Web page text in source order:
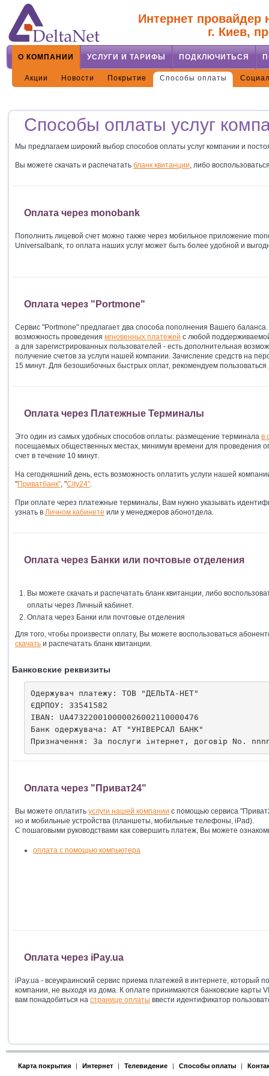
Интернет провайдер
г. Киев,
О КОМПАНИИ УСЛУГИ И ТАРИФЫ ПОДКЛЮЧИТЬСЯ
Акции Новости Покрытие Способы оплаты
Способы оплаты услуг
Мы предлагаем широкий выбор способов оплаты услуг компании и
Вы можете скачать и распечатать бланк квитанции, либо
Оплата через monobank
Пополнить лицевой счет можно также через мобильное приложение
Universalbank, то оплата наших услуг может быть более удобной и
Оплата через "Portmone"
Сервис "Portmone" предлагает два способа пополнения Вашего
возможность проведения мгновенных платежей с любой
а для зарегистрированных пользователей - есть дополнительная
получение счетов за услуги нашей компании. Зачисление средств на
15 минут. Для безошибочных быстрых оплат, рекомендуем пользоваться
Оплата через Платежные Терминалы
Это один из самых удобных способов оплаты: размещение терминала в
посещаемых общественных местах, минимум времени для проведения
счет в течение 10 минут.
На сегодняшний день, есть возможность оплатить услуги нашей
"Приватбанк" , "City24"
При оплате через платежные терминалы, Вам нужно указывать
узнать в Личном кабинете или у менеджеров абонотдела.
Оплата через Банки или почтовые отделения
Вы можете скачать и распечатать бланк квитанции, либо
оплаты через Личный кабинет.
Оплата через Банки или почтовые отделения
Для того, чтобы произвести оплату, Вы можете воспользоваться
скачать и распечатать бланк квитанции.
Банковские реквизиты
Одержувач платежу: ТОВ "ДЕЛЬТА-НЕТ"
ЄДРПОУ: 33541582
IBAN: UA473220010000026002110000476
Банк одержувача: АТ "УНІВЕРСАЛ БАНК"
Оплата через "Приват24"
Вы можете оплатить услуги нашей компании с помощью сервиса
но и мобильные устройства (планшеты, мобильные телефоны, iPad).
С пошаговыми руководствами как совершить платеж, Вы можете
оплата с помощью компьютера
Оплата через iPay.ua
iPay.ua - всеукраинский сервис приема платежей в интернете, который
компании, не выходя из дома. К оплате принимаются банковские карты
вам понадобиться на странице оплаты ввести идентификатор
Карта покрытия | Интернет | Телевидение | Способы оплаты |